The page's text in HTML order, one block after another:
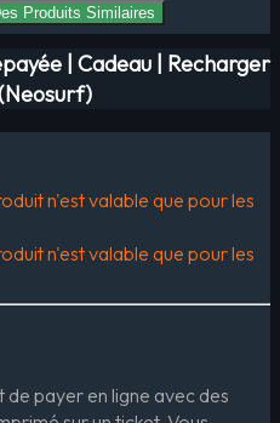
Produits Similaires
| Cadeau | Recharger
n'est valable que pour les
n'est valable que pour les
payer en ligne avec des